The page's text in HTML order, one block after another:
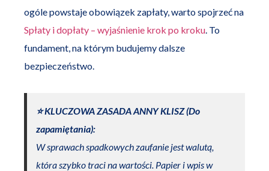
ogóle powstaje obowiązek zapłaty, warto spojrzeć na
Spłaty i dopłaty – wyjaśnienie krok po kroku . To
fundament, na którym budujemy dalsze
bezpieczeństwo.
⭐️ KLUCZOWA ZASADA ANNY KLISZ (Do
zapamiętania):
W sprawach spadkowych zaufanie jest walutą,
która szybko traci na wartości. Papier i wpis w